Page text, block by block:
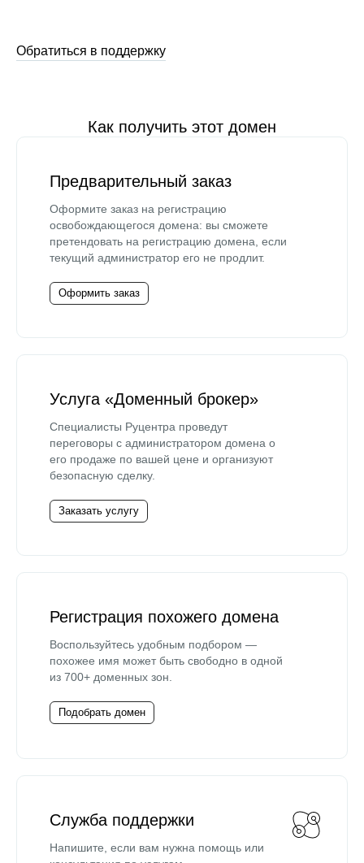
Обратиться в поддержку
Как получить этот домен
Предварительный заказ
Оформите заказ на регистрацию
освобождающегося домена: вы сможете
претендовать на регистрацию домена, если
текущий администратор его не продлит.
Оформить заказ
Услуга «Доменный брокер»
Специалисты Руцентра проведут
переговоры с администратором домена о
его продаже по вашей цене и организуют
безопасную сделку.
Заказать услугу
Регистрация похожего домена
Воспользуйтесь удобным подбором —
похожее имя может быть свободно в одной
из 700+ доменных зон.
Подобрать домен
Служба поддержки
Напишите, если вам нужна помощь или